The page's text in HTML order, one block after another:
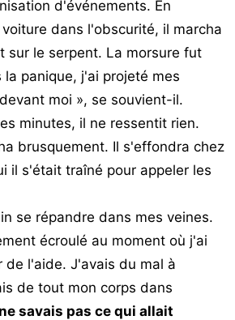
d'événements. En
dans l'obscurité, il marcha
sur le serpent. La morsure fut
la panique, j'ai projeté mes
moi », se souvient-il.
minutes, il ne ressentit rien.
brusquement. Il s'effondra chez
il s'était traîné pour appeler les
se répandre dans mes veines.
écroulé au moment où j'ai
de l'aide. J'avais du mal à
de tout mon corps dans
savais pas ce qui allait